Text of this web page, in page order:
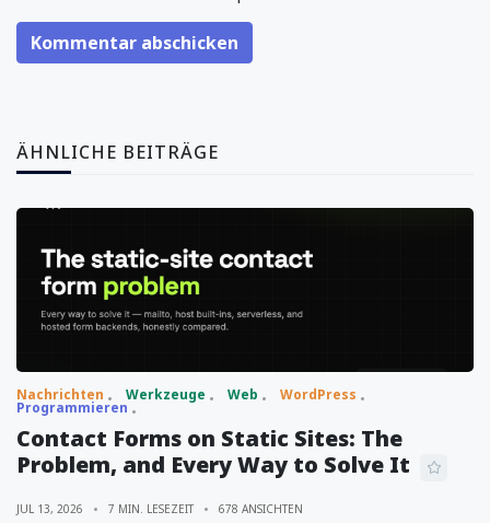
Kommentar abschicken
ÄHNLICHE BEITRÄGE
Nachrichten Werkzeuge Web WordPress
Programmieren
Contact Forms on Static Sites: The
Problem, and Every Way to Solve It
JUL 13, 2026 7 MIN. LESEZEIT 678 ANSICHTEN